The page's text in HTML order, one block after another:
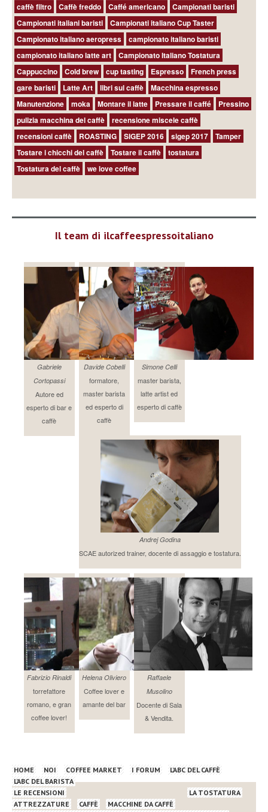
caffè filtro
Caffè freddo Caffé americano
Campionati baristi
Campionati italiani baristi
Campionati italiano Cup Taster
Campionato italiano aeropress
campionato italiano baristi
campionato italiano latte art
Campionato Italiano Tostatura
Cappuccino
Cold brew cup tasting Espresso
French press
gare baristi
Latte Art libri sul caffè
Macchina espresso
Manutenzione
moka Montare il latte Pressare il caffé
Pressino
pulizia macchina del caffè
recensione miscele caffè
recensioni caffè
ROASTING SIGEP 2016 sigep 2017
Tamper
Tostare i chicchi del caffè
Tostare il caffè
tostatura
Tostatura del caffè
we love coffee
Il team di ilcaffeespressoitaliano
Gabriele
Cortopassi
Autore ed
esperto di bar e
caffè
Davide Cobelli
formatore,
master barista
ed esperto di
caffè
Simone Celli
master barista,
latte artist ed
esperto di caffè
Andrej Godina
SCAE autorized trainer, docente di assaggio e tostatura.
Fabrizio Rinaldi
torrefattore
romano, e gran
coffee lover!
Helena Oliviero
Coffee lover e
amante del bar
Raffaele
Musolino
Docente di Sala
& Vendita.
HOME NOI COFFEE MARKET I FORUM
L’ABC DEL CAFFÈ
L’ABC DEL BARISTA
LE RECENSIONI
ATTREZZATURE
CAFFÈ MACCHINE DA CAFFÈ
LA TOSTATURA